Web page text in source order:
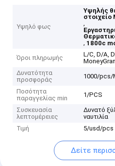
Υψηλό φως
Υψηλής
στοιχείο
,
, 1800c
Όροι πληρωμής
L/C, D/A,
Δυνατότητα
προσφοράς
1000/pcs/
Ποσότητα
παραγγελίας min
1/PCS
Συσκευασία
λεπτομέρειες
Δυνατό
ναυτιλία
Τιμή
5/usd/pcs
Δείτε